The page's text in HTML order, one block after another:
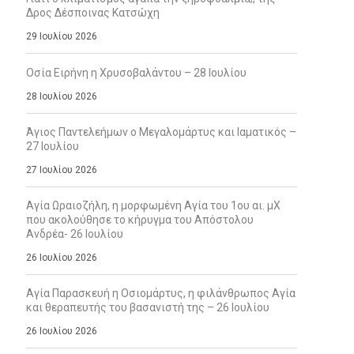
Δρος Δέσποινας Κατσώχη
29 Ιουλίου 2026
Οσία Ειρήνη η Χρυσοβαλάντου – 28 Ιουλίου
28 Ιουλίου 2026
Άγιος Παντελεήμων ο Μεγαλομάρτυς και Ιαματικός –
27 Ιουλίου
27 Ιουλίου 2026
Αγία Ωραιοζήλη, η μορφωμένη Αγία του 1ου αι. μΧ
που ακολούθησε το κήρυγμα του Απόστολου
Ανδρέα- 26 Ιουλίου
26 Ιουλίου 2026
Αγία Παρασκευή η Οσιομάρτυς, η φιλάνθρωπος Αγία
και θεραπευτής του βασανιστή της – 26 Ιουλίου
26 Ιουλίου 2026